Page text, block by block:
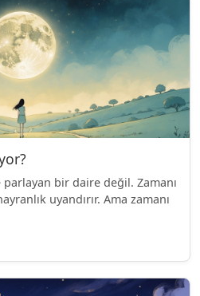
bir daire değil. Zamanı
uyandırır. Ama zamanı